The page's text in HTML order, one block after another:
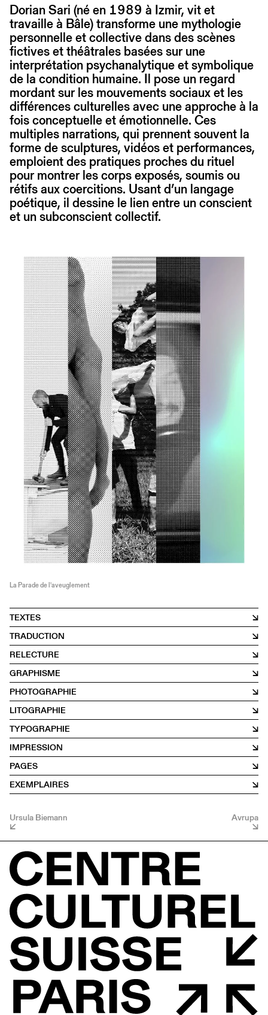
Dorian Sari (né en 1989 à Izmir, vit et
travaille à Bâle) transforme une mythologie
personnelle et collective dans des scènes
fictives et théâtrales basées sur une
interprétation psychanalytique et symbolique
de la condition humaine. Il pose un regard
mordant sur les mouvements sociaux et les
différences culturelles avec une approche à la
fois conceptuelle et émotionnelle. Ces
multiples narrations, qui prennent souvent la
forme de sculptures, vidéos et performances,
emploient des pratiques proches du rituel
pour montrer les corps exposés, soumis ou
rétifs aux coercitions. Usant d’un langage
poétique, il dessine le lien entre un conscient
et un subconscient collectif.
La Parade de l'aveuglement
TEXTES
TRADUCTION
RELECTURE
GRAPHISME
PHOTOGRAPHIE
LITOGRAPHIE
TYPOGRAPHIE
IMPRESSION
PAGES
EXEMPLAIRES
Ursula Biemann Avrupa